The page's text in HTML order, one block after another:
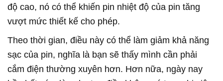
độ cao, nó có thể khiến pin nhiệt độ của pin tăng
vượt mức thiết kế cho phép.
Theo thời gian, điều này có thể làm giảm khả năng
sạc của pin, nghĩa là bạn sẽ thấy mình cần phải
cắm điện thường xuyên hơn. Hơn nữa, ngày nay